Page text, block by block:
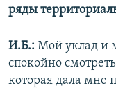
ряды
И.Б.: Мой уклад и
спокойно
которая дала мне